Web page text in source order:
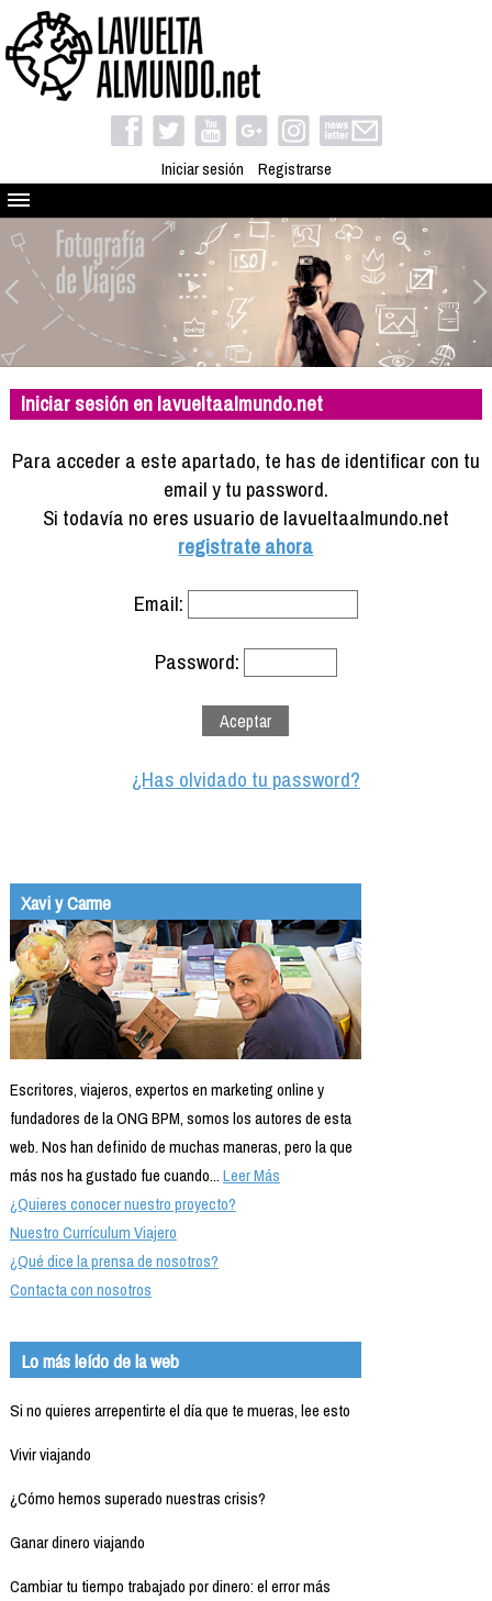
Iniciar sesión Registrarse
Quienes somos
El proyecto
Blog
Viaja con nosotros
Camino solidario
Libros
Compañeros de viaje
Info viajeros
Iniciar sesión en lavueltaalmundo.net
Para acceder a este apartado, te has de identificar con tu
email y tu password.
Si todavía no eres usuario de lavueltaalmundo.net
registrate ahora
Email:
Password:
¿Has olvidado tu password?
Xavi y Carme
Escritores, viajeros, expertos en marketing online y
fundadores de la ONG BPM, somos los autores de esta
web. Nos han definido de muchas maneras, pero la que
más nos ha gustado fue cuando...Leer Más
¿Quieres conocer nuestro proyecto?
Nuestro Currículum Viajero
¿Qué dice la prensa de nosotros?
Contacta con nosotros
Lo más leído de la web
Si no quieres arrepentirte el día que te mueras, lee esto
Vivir viajando
¿Cómo hemos superado nuestras crisis?
Ganar dinero viajando
Cambiar tu tiempo trabajado por dinero: el error más